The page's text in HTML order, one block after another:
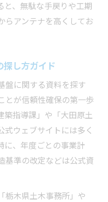
と、無駄な手戻りや工期
らアンテナを高くしてお
探し方ガイド
盤に関する資料を探す
とが信頼性確保の第一歩
築指導課」や「大田原土
式ウェブサイトには多く
に、年度ごとの事業計
基準の改定などは公式資
栃木県土木事務所」や